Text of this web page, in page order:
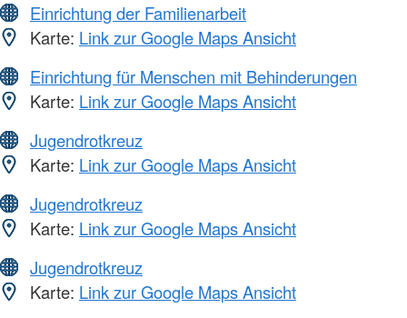
Einrichtung der Familienarbeit
Karte: Link zur Google Maps Ansicht
Einrichtung für Menschen mit Behinderungen
Karte: Link zur Google Maps Ansicht
Jugendrotkreuz
Karte: Link zur Google Maps Ansicht
Jugendrotkreuz
Karte: Link zur Google Maps Ansicht
Jugendrotkreuz
Karte: Link zur Google Maps Ansicht